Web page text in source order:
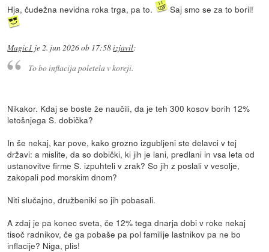
Hja, čudežna nevidna roka trga, pa to. Saj smo se za to boril!
Magic1 je2. jun 2026 ob 17:58izjavil:
To bo inflacija poletela v koreji.
Nikakor. Kdaj se boste že naučili, da je teh 300 kosov borih 12%
letošnjega S. dobička?
In še nekaj, kar pove, kako grozno izgubljeni ste delavci v tej
državi: a mislite, da so dobički, ki jih je lani, predlani in vsa leta od
ustanovitve firme S. izpuhteli v zrak? So jih z poslali v vesolje,
zakopali pod morskim dnom?
Niti slučajno, družbeniki so jih pobasali.
A zdaj je pa konec sveta, če 12% tega dnarja dobi v roke nekaj
tisoč radnikov, če ga pobaše pa pol familije lastnikov pa ne bo
inflacije? Niga, plis!